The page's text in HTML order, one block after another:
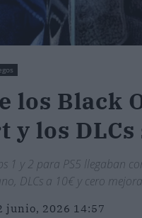
los Black
y los
1 y 2 para PS5 llegaban
DLCs a 10€ y cero
junio, 2026 14:57